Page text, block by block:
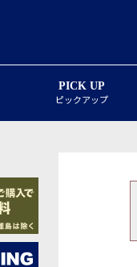
PICK UP
ピックアップ